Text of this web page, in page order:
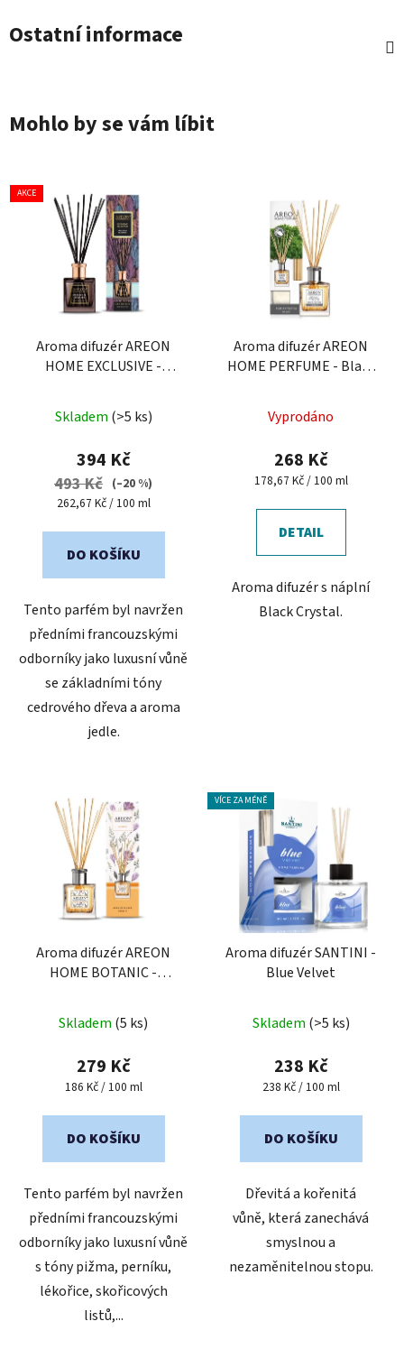
Ostatní informace
Mohlo by se vám líbit
AKCE
Aroma difuzér AREON
HOME EXCLUSIVE -
hodnocení
produktu
je
5,0
5
Skladem (>5 ks)
394 Kč
493 Kč (–20 %)
Měrná
262,67 Kč / 100 ml
DO KOŠÍKU
Tento parfém byl navržen
předními francouzskými
odborníky jako luxusní vůně
se základními tóny
cedrového dřeva a aroma
jedle.
Aroma difuzér AREON
HOME PERFUME - Black
Vyprodáno
268 Kč
Měrná
178,67 Kč / 100 ml
DETAIL
Aroma difuzér s náplní
Black Crystal.
Aroma difuzér AREON
HOME BOTANIC -
Skladem (5 ks)
279 Kč
Měrná
186 Kč / 100 ml
DO KOŠÍKU
Tento parfém byl navržen
předními francouzskými
odborníky jako luxusní vůně
s tóny pižma, perníku,
lékořice, skořicových
listů,...
VÍCE ZA MÉNĚ
Aroma difuzér SANTINI -
Blue Velvet
hodnocení
produktu
je
z
Skladem (>5 ks)
238 Kč
Měrná
238 Kč / 100 ml
DO KOŠÍKU
Dřevitá a kořenitá
vůně, která zanechává
smyslnou a
nezaměnitelnou stopu.